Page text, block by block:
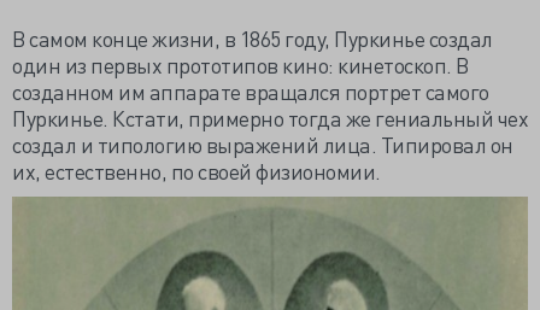
В самом конце жизни, в 1865 году, Пуркинье создал
один из первых прототипов кино: кинетоскоп. В
созданном им аппарате вращался портрет самого
Пуркинье. Кстати, примерно тогда же гениальный чех
создал и типологию выражений лица. Типировал он
их, естественно, по своей физиономии.